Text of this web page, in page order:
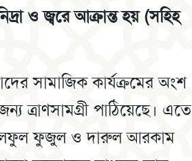
ও জ্বরে আক্রান্ত হয় (সহিহ
সামাজিক কার্যক্রমের অংশ
ত্রাণসামগ্রী পাঠিয়েছে। এতে
হিলফুল ফুজুল ও দারুল আরকাম